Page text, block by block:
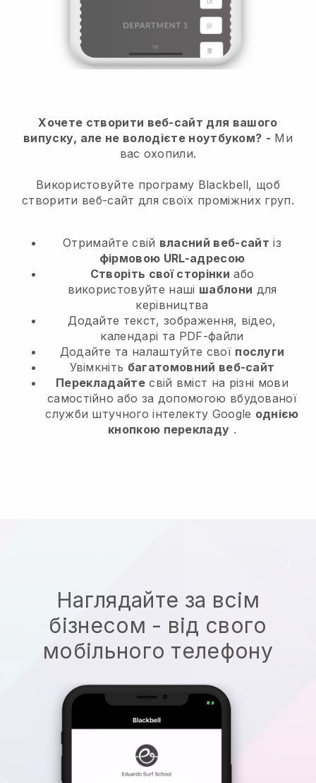
Хочете створити веб-сайт для вашого
випуску, але не володієте ноутбуком? - Ми
вас охопили.
Використовуйте програму Blackbell, щоб
створити веб-сайт для своїх проміжних груп.
Отримайте свій власний веб-сайт із
фірмовою URL-адресою
Створіть свої сторінки або
використовуйте наші шаблони для
керівництва
Додайте текст, зображення, відео,
календарі та PDF-файли
Додайте та налаштуйте свої послуги
Увімкніть багатомовний веб-сайт
Перекладайтесвій вміст на різні мови
самостійно або за допомогою вбудованої
служби штучного інтелекту Google однією
кнопкою перекладу .
Наглядайте за всім
бізнесом - від свого
мобільного телефону